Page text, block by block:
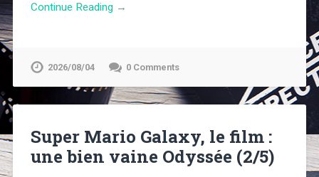
Continue Reading →
2026/08/04 0 Comments
Super Mario Galaxy, le film :
une bien vaine Odyssée (2/5)